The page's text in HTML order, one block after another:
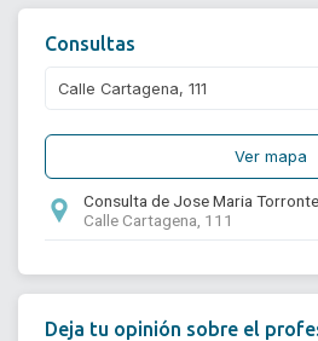
Consultas
Ver mapa
Consulta de Jose Maria
Calle Cartagena, 111
Deja tu opinión sobre el